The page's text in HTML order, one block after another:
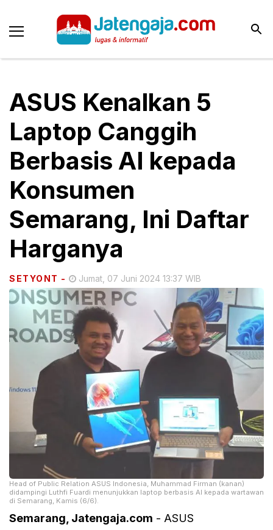
ASUS Kenalkan 5
Laptop Canggih
Berbasis AI kepada
Konsumen
Semarang, Ini Daftar
Harganya
SETYONT - Jumat, 07 Juni 2024 13:37 WIB
Head of Public Relation ASUS Indonesia, Muhammad Firman (kanan)
didampingi Luthfi Fuardi menunjukkan laptop berbasis AI kepada wartawan
di Semarang, Kamis (6/6).
Semarang, Jatengaja.com - ASUS